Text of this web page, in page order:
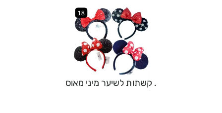
. קשתות לשיער מיני מאוס